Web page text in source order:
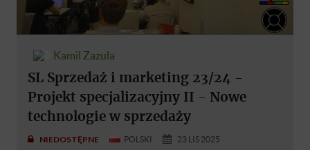
Kamil Zazula
SL Sprzedaż i marketing 23/24 -
Projekt specjalizacyjny II - Nowe
technologie w sprzedaży
NIEDOSTĘPNE POLSKI 23 LIS 2025